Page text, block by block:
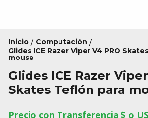
Inicio / Computación /
Glides ICE Razer Viper V4 PRO
mouse
Glides ICE Razer
Skates Teflón para
Precio con Transferencia $ o